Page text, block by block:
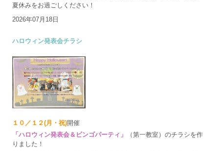
夏休みをお過ごしください！
2026年07月18日
ハロウィン発表会チラシ
１０／１２(月・祝)開催
「ハロウィン発表会＆ビンゴパーティ」
（第一教室）のチラシを作
りました！